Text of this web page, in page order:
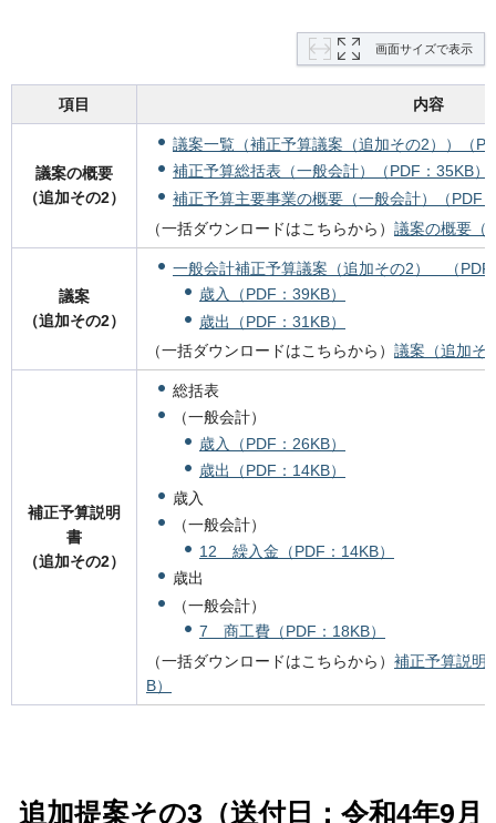
画面サイズで表示
項目 内容
議案の概要
（追加その2）
議案一覧（補正予算議案（追加その2））（
補正予算総括表（一般会計）（PDF：35KB）
補正予算主要事業の概要（一般会計）（PDF
（一括ダウンロードはこちらから） 議案の概要（
議案
（追加その2）
一般会計補正予算議案（追加その2） （PDF
歳入（PDF：39KB）
歳出（PDF：31KB）
（一括ダウンロードはこちらから） 議案（追加そ
補正予算説明
書
（追加その2）
総括表
（一般会計）
歳入（PDF：26KB）
歳出（PDF：14KB）
歳入
（一般会計）
12 繰入金（PDF：14KB）
歳出
（一般会計）
7 商工費（PDF：18KB）
（一括ダウンロードはこちらから） 補正予算説明
B）
追加提案その3（送付日：令和4年9月